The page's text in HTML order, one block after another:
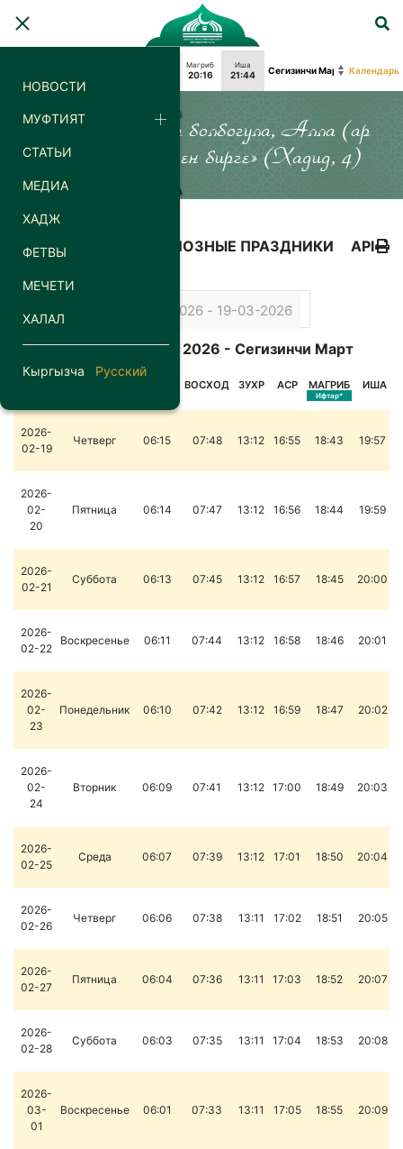
НОВОСТИ
МУФТИЯТ
СТАТЬИ
МЕДИА
ХАДЖ
ФЕТВЫ
МЕЧЕТИ
ХАЛАЛ
Кыргызча Русский
Магриб
20:16
Иша
21:44 Календарь
«Силер кайда гана болбогула, Алла (ар
дайым) силер менен бирге» (Хадид, 4)
КАЛЕНДАРЬ РЕЛИГИОЗНЫЕ ПРАЗДНИКИ API
Календарь Орозо 2026 - Сегизинчи Март
ВОСХОД ЗУХР АСР МАГРИБ
Ифтар*
ИША
2026-
02-19
Четверг 06:15 07:48 13:12 16:55 18:43 19:57
2026-
02-
20
Пятница 06:14 07:47 13:12 16:56 18:44 19:59
2026-
02-21
Суббота 06:13 07:45 13:12 16:57 18:45 20:00
2026-
02-22
Воскресенье 06:11 07:44 13:12 16:58 18:46 20:01
2026-
02-
23
Понедельник 06:10 07:42 13:12 16:59 18:47 20:02
2026-
02-
24
Вторник 06:09 07:41 13:12 17:00 18:49 20:03
2026-
02-25
Среда 06:07 07:39 13:12 17:01 18:50 20:04
2026-
02-26
Четверг 06:06 07:38 13:11 17:02 18:51 20:05
2026-
02-27
Пятница 06:04 07:36 13:11 17:03 18:52 20:07
2026-
02-28
Суббота 06:03 07:35 13:11 17:04 18:53 20:08
2026-
03-
01
Воскресенье 06:01 07:33 13:11 17:05 18:55 20:09